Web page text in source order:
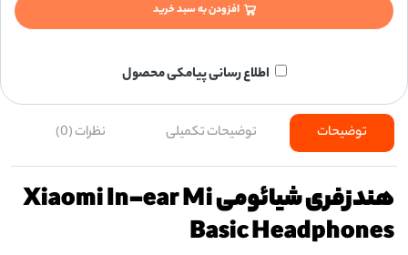
افزودن به سبد خرید
اطلاع رسانی پیامکی محصول
توضیحات توضیحات تکمیلی نظرات (0)
هندزفری شیائومی Xiaomi In-ear Mi
Basic Headphones